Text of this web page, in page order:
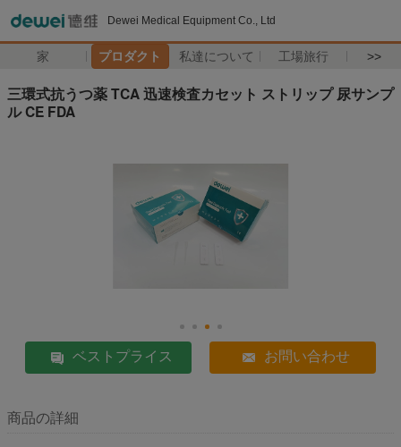
Dewei Medical Equipment Co., Ltd
家 プロダクト 私達について 工場旅行 >>
三環式抗うつ薬 TCA 迅速検査カセット ストリップ 尿サンプ
ル CE FDA
ベストプライス お問い合わせ
商品の詳細